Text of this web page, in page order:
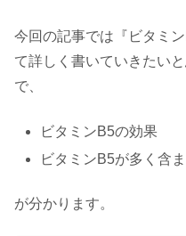
今回の記事では『ビタミ
て詳しく書いていきたい
で、
ビタミンB5の効果
ビタミンB5が多く含
が分かります。